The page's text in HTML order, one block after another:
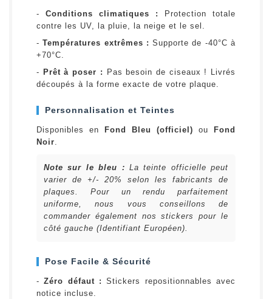
- Conditions climatiques :
Protection totale
contre les UV, la pluie, la neige et le sel.
-Températures extrêmes : Supporte de -40°C à
+70°C.
- Prêt à poser :
Pas besoin de ciseaux ! Livrés
découpés à la forme exacte de votre plaque.
Personnalisation et Teintes
Disponibles en Fond Bleu (officiel) ou
Fond
Noir.
Note sur le bleu : La teinte officielle peut
varier de +/- 20% selon les fabricants de
plaques. Pour un rendu parfaitement
uniforme, nous vous conseillons de
commander également nos stickers pour le
côté gauche (Identifiant Européen).
Pose Facile & Sécurité
-Zéro défaut : Stickers repositionnables avec
notice incluse.